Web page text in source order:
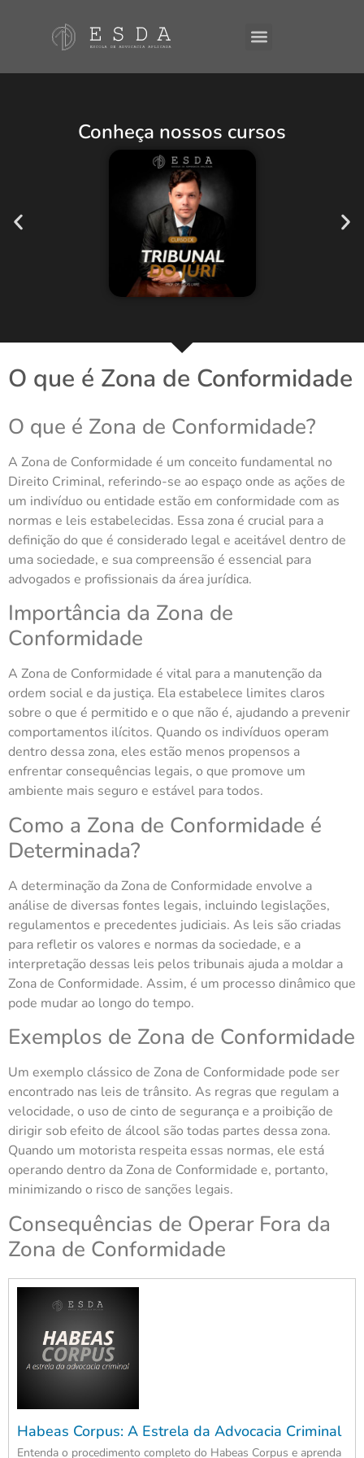
Conheça nossos cursos
O que é Zona de Conformidade
O que é Zona de Conformidade?
A Zona de Conformidade é um conceito fundamental no
Direito Criminal, referindo-se ao espaço onde as ações de
um indivíduo ou entidade estão em conformidade com as
normas e leis estabelecidas. Essa zona é crucial para a
definição do que é considerado legal e aceitável dentro de
uma sociedade, e sua compreensão é essencial para
advogados e profissionais da área jurídica.
Importância da Zona de
Conformidade
A Zona de Conformidade é vital para a manutenção da
ordem social e da justiça. Ela estabelece limites claros
sobre o que é permitido e o que não é, ajudando a prevenir
comportamentos ilícitos. Quando os indivíduos operam
dentro dessa zona, eles estão menos propensos a
enfrentar consequências legais, o que promove um
ambiente mais seguro e estável para todos.
Como a Zona de Conformidade é
Determinada?
A determinação da Zona de Conformidade envolve a
análise de diversas fontes legais, incluindo legislações,
regulamentos e precedentes judiciais. As leis são criadas
para refletir os valores e normas da sociedade, e a
interpretação dessas leis pelos tribunais ajuda a moldar a
Zona de Conformidade. Assim, é um processo dinâmico que
pode mudar ao longo do tempo.
Exemplos de Zona de Conformidade
Um exemplo clássico de Zona de Conformidade pode ser
encontrado nas leis de trânsito. As regras que regulam a
velocidade, o uso de cinto de segurança e a proibição de
dirigir sob efeito de álcool são todas partes dessa zona.
Quando um motorista respeita essas normas, ele está
operando dentro da Zona de Conformidade e, portanto,
minimizando o risco de sanções legais.
Consequências de Operar Fora da
Zona de Conformidade
Habeas Corpus: A Estrela da Advocacia Criminal
Entenda o procedimento completo do Habeas Corpus e aprenda